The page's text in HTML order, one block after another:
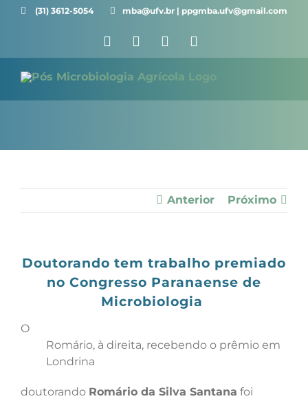
conteúdo
(31) 3612-5054 ⠀⠀ mba@ufv.br | ppgmba.ufv@gmail.com
Facebook Instagram
Anterior Próximo
Doutorando tem trabalho premiado
no Congresso Paranaense de
Microbiologia
Romário, à direita, recebendo o prêmio em
Londrina
O
doutorando Romário da Silva Santana foi